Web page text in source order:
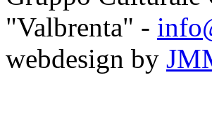
"Valbrenta" -
webdesign by